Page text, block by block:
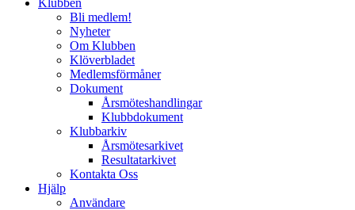
Klubben
Bli medlem!
Nyheter
Om Klubben
Klöverbladet
Medlemsförmåner
Dokument
Årsmöteshandlingar
Klubbdokument
Klubbarkiv
Årsmötesarkivet
Resultatarkivet
Kontakta Oss
Hjälp
Användare